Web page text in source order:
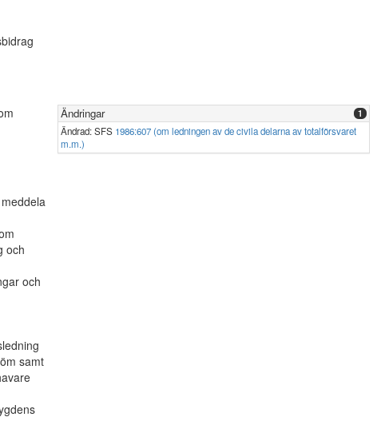
Ändringar 1
Ändrad: SFS 1986:607 (om ledningen av de civila delarna av totalförsvaret
m.m.)
och
och
samt